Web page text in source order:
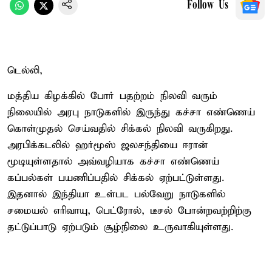
Follow Us
டெல்லி,
மத்திய கிழக்கில் போர் பதற்றம் நிலவி வரும்
நிலையில் அரபு நாடுகளில் இருந்து கச்சா எண்ணெய்
கொள்முதல் செய்வதில் சிக்கல் நிலவி வருகிறது.
அரபிக்கடலில் ஹர்மூஸ் ஜலசந்தியை ஈரான்
மூடியுள்ளதால் அவ்வழியாக கச்சா எண்ணெய்
கப்பல்கள் பயணிப்பதில் சிக்கல் ஏற்பட்டுள்ளது.
இதனால் இந்தியா உள்பட பல்வேறு நாடுகளில்
சமையல் எரிவாயு, பெட்ரோல், டீசல் போன்றவற்றிற்கு
தட்டுப்பாடு ஏற்படும் சூழ்நிலை உருவாகியுள்ளது.